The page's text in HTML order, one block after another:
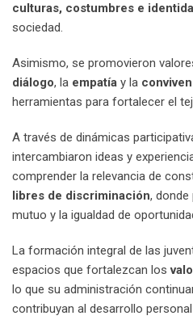
culturas, costumbres e
sociedad.
Asimismo, se promovieron
diálogo, la empatía y la
herramientas para fortalecer el
A través de dinámicas
intercambiaron ideas y
compren‍der la relevancia de
libres de discriminación, donde
mutuo y la igualdad de
La formación integral de las
espacios que fortalezcan los
lo que su administración
contribuyan al desarrollo